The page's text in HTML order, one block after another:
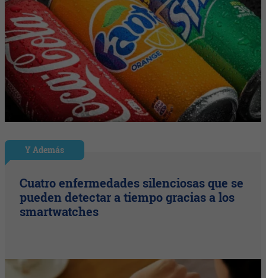
Y Además
Cuatro enfermedades silenciosas que se
pueden detectar a tiempo gracias a los
smartwatches